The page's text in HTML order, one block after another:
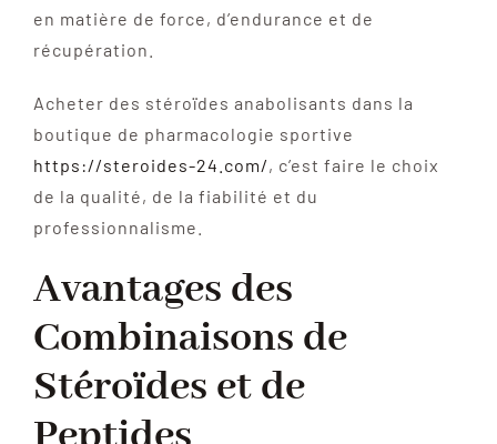
en matière de force, d’endurance et de
récupération.
Acheter des stéroïdes anabolisants dans la
boutique de pharmacologie sportive
https://steroides-24.com/, c’est faire le choix
de la qualité, de la fiabilité et du
professionnalisme.
Avantages des
Combinaisons de
Stéroïdes et de